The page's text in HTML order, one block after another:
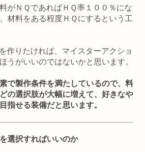
がＮＱであればＨＱ率１００％にな
材料をある程度ＨＱにするという工
作りたければ、マイスターアクショ
うがいいのではないかと思います。
で製作条件を満たしているので、料
の選択肢が大幅に増えて、好きなや
指せる装備だと思います。
選択すればいいのか